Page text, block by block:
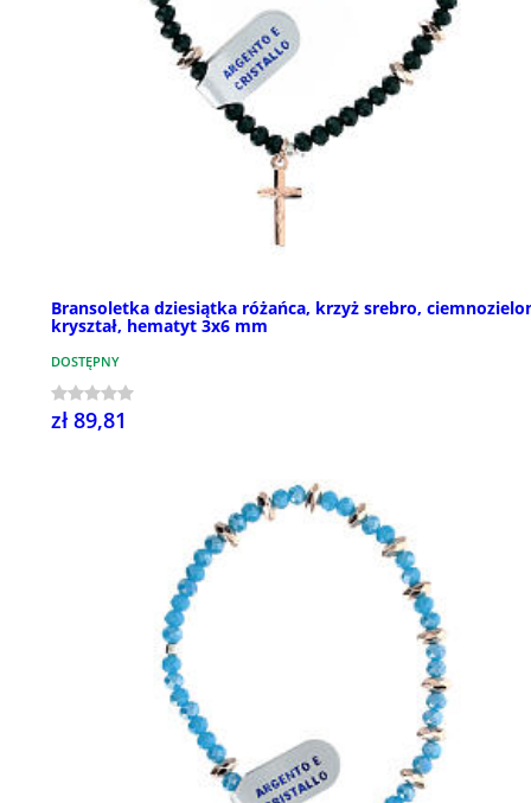
Bransoletka dziesiątka różańca, krzyż srebro,
kryształ, hematyt 3x6 mm
DOSTĘPNY
zł 89,81